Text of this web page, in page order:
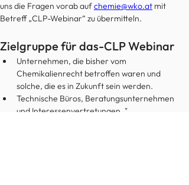
uns die Fragen vorab auf chemie@wko.at mit
Betreff „CLP-Webinar“ zu übermitteln.
Zielgruppe für das-CLP Webinar
Unternehmen, die bisher vom
Chemikalienrecht betroffen waren und
solche, die es in Zukunft sein werden.
Technische Büros, Beratungsunternehmen
und Interessenvertretungen. "